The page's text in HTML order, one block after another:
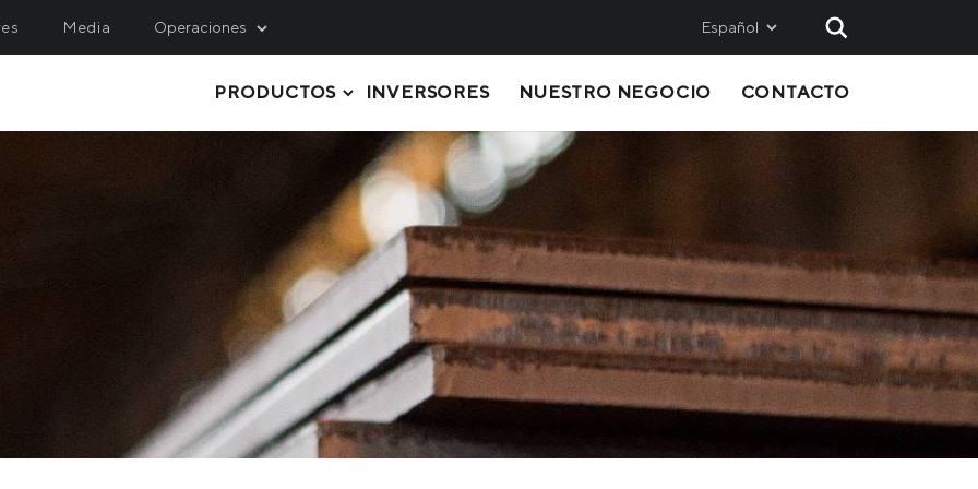
Media Operaciones
ENGINEERING
Metinvest M&R
Metinvest-KMRP
Metinvest-Shipping
Metinvest Digital
Metinvest Business Service
Метінвест Січсталь
Metinvest Polska
Español
PRODUCTOS
CHAPA GRUESA
TUBERÍAS Y PERFILES
STEEL GRADES
ACERO EN ROLLOS
CHAPAS DE ACERO
PERFILES LAMINADOS
INVERSORES NUESTRO NEGOCIO CONTACTO